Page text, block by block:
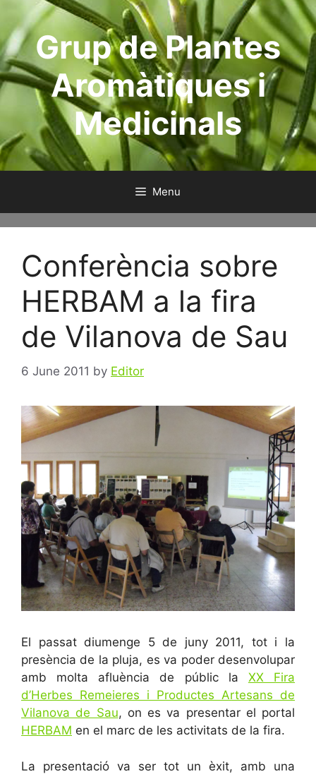
contentGrup de Plantes
Aromàtiques i
Medicinals
Menu
Conferència sobre
HERBAM a la fira
de Vilanova de Sau
6 June 2011 by Editor
El passat diumenge 5 de juny 2011, tot i la
presència de la pluja, es va poder desenvolupar
amb molta afluència de públic la XX Fira
d’Herbes Remeieres i Productes Artesans de
Vilanova de Sau, on es va presentar el portal
HERBAM en el marc de les activitats de la fira.
La presentació va ser tot un èxit, amb una